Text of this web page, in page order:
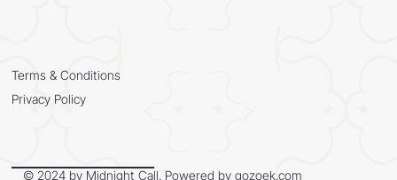
Terms & Conditions
Privacy Policy
© 2024 by Midnight Call. Powered by gozoek.com